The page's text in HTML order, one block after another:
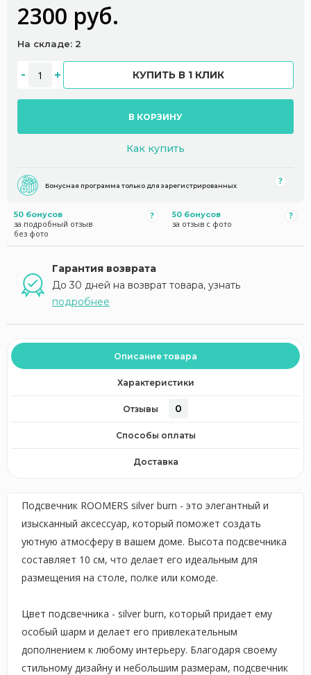
2300 руб.
На складе: 2
КУПИТЬ В 1 КЛИК
В КОРЗИНУ
Как купить
Бонусная программа только для зарегистрированных
50 бонусов
за подробный отзыв
без фото
50 бонусов
за отзыв с фото
Гарантия возврата
До 30 дней на возврат товара, узнать
подробнее
Описание товара
Характеристики
Отзывы 0
Способы оплаты
Доставка
Подсвечник ROOMERS silver burn - это элегантный и
изысканный аксессуар, который поможет создать
уютную атмосферу в вашем доме. Высота подсвечника
составляет 10 см, что делает его идеальным для
размещения на столе, полке или комоде.
Цвет подсвечника - silver burn, который придает ему
особый шарм и делает его привлекательным
дополнением к любому интерьеру. Благодаря своему
стильному дизайну и небольшим размерам, подсвечник